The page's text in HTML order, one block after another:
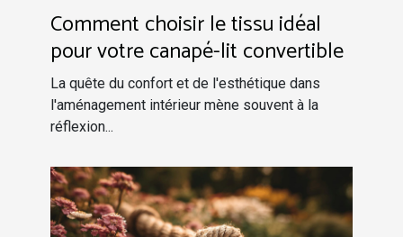
Comment choisir le tissu idéal
pour votre canapé-lit convertible
La quête du confort et de l'esthétique dans
l'aménagement intérieur mène souvent à la
réflexion...